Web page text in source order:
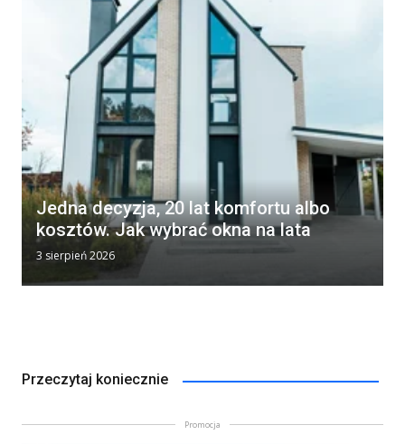
Jedna decyzja, 20 lat komfortu albo
kosztów. Jak wybrać okna na lata
3 sierpień 2026
Przeczytaj koniecznie
Promocja